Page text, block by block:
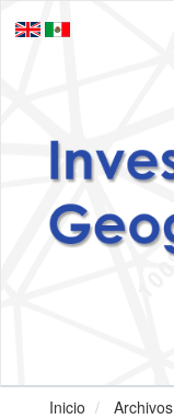
principal
Inicio Archivos